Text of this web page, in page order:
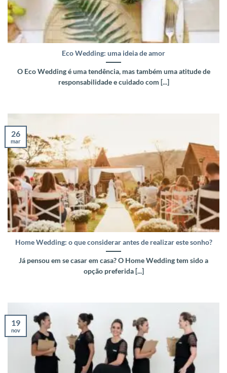
Eco Wedding: uma ideia de amor
O Eco Wedding é uma tendência, mas também uma atitude de
responsabilidade e cuidado com [...]
Home Wedding: o que considerar antes de realizar este sonho?
Já pensou em se casar em casa? O Home Wedding tem sido a
opção preferida [...]
26
mar
19
nov